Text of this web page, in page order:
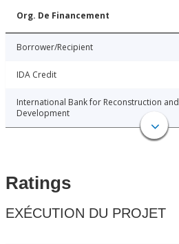
Org. De Financement
Borrower/Recipient
IDA Credit
International Bank for Reconstruction and
Development
Ratings
EXÉCUTION DU PROJET